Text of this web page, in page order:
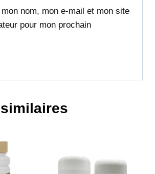
nom, mon e-mail et mon site
pour mon prochain